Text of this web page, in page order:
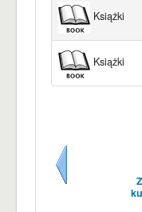
Książki
Książki